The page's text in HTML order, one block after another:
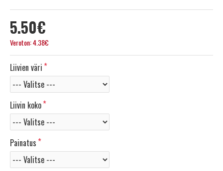
5.50€
Veroton: 4.38€
Liivien väri
Liivin koko
Painatus